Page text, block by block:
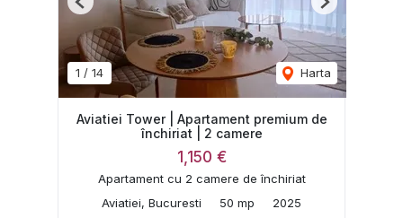
1 / 14 Harta
Previous Next
Aviatiei Tower | Apartament premium de
închiriat | 2 camere
1,150 €
Apartament cu 2 camere de închiriat
Aviatiei, Bucuresti
50 mp 2025